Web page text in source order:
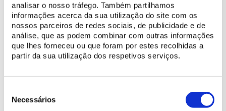
analisar o nosso tráfego. Também partilhamos
informações acerca da sua utilização do site com os
nossos parceiros de redes sociais, de publicidade e de
análise, que as podem combinar com outras informações
que lhes forneceu ou que foram por estes recolhidas a
partir da sua utilização dos respetivos serviços.
Necessários